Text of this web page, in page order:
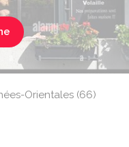
Orientales (66)